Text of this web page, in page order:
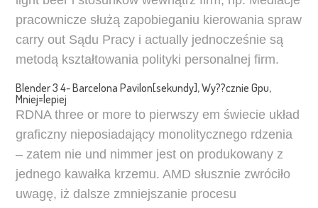
pracownicze służą zapobieganiu kierowania spraw
carry out Sądu Pracy i actually jednocześnie są
metodą kształtowania polityki personalnej firm.
Blender 3 4- Barcelona Pavilon[sekundy], Wy??cznie Gpu,
Mniej=lepiej
RDNA three or more to pierwszy em świecie układ
graficzny nieposiadający monolitycznego rdzenia
– zatem nie und nimmer jest on produkowany z
jednego kawałka krzemu. AMD słusznie zwróciło
uwagę, iż dalsze zmniejszanie procesu